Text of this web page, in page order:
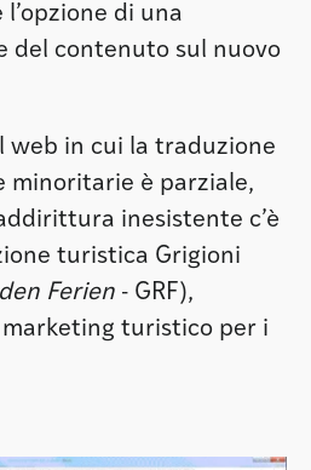
di una
del contenuto sul nuovo
web in cui la traduzione
minoritarie è parziale,
inesistente c’è
turistica Grigioni
Ferien - GRF),
turistico per i